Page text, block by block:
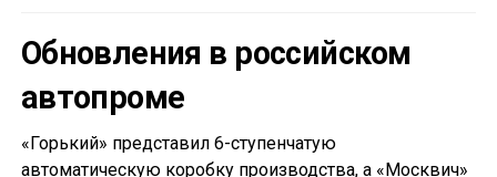
Обновления в российском
автопроме
«Горький» представил 6-ступенчатую
автоматическую коробку производства, а «Москвич»